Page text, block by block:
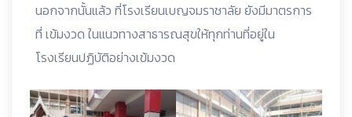
นอกจากนั้นแล้ว ที่โรงเรียนเบญจมราชาลัย ยังมีมาตรการ
ที่ เข้มงวด ในแนวทางสาธารณสุขให้ทุกท่านที่อยู่ใน
โรงเรียนปฏิบัติอย่างเข้มงวด